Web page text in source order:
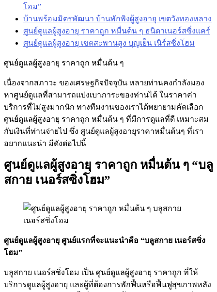
โฮม”
บ้านพร้อมมิตรพัฒนา บ้านพักพิงผู้สูงอายุ เขตวังทองหลาง
ศูนย์ดูแลผู้สูงอายุ ราคาถูก หมื่นต้น ๆ ธนิดาเนอร์สซิ่งแคร์
ศูนย์ดูแลผู้สูงอายุ เขตสะพานสูง บุญเย็น เนิร์สซิ่งโฮม
ศูนย์ดูแลผู้สูงอายุ ราคาถูก หมื่นต้น ๆ
เนื่องจากสภาวะ ของเศรษฐกิจปัจจุบัน หลายท่านคงกำลังมอง
หาศูนย์ดูแลที่สามารถแบ่งเบาภาระของท่านได้ ในราคาค่า
บริการที่ไม่สูงมากนัก ทางทีมงานของเราได้พยายามคัดเลือก
ศูนย์ดูแลผู้สูงอายุ ราคาถูก หมื่นต้น ๆ ที่มีการดูแลที่ดี เหมาะสม
กับเงินที่ท่านจ่ายไป ซึ่ง ศูนย์ดูแลผู้สูงอายุราคาหมื่นต้นๆ ที่เรา
อยากแนะนำ มีดังต่อไปนี้
ศูนย์ดูแลผู้สูงอายุ ราคาถูก หมื่นต้น ๆ “บลู
สกาย เนอร์สซิ่งโฮม”
ศูนย์ดูแลผู้สูงอายุ ศูนย์แรกที่จะแนะนำคือ “บลูสกาย เนอร์สซิ่ง
โฮม”
บลูสกาย เนอร์สซิ่งโฮม เป็น ศูนย์ดูแลผู้สูงอายุ ราคาถูก ที่ให้
บริการดูแลผู้สูงอายุ และผู้ที่ต้องการพักฟื้นหรือฟื้นฟูสุขภาพหลัง